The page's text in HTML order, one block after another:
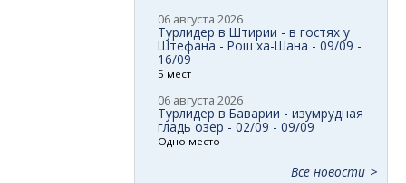
06 августа 2026
Турлидер в Штирии - в гостях у
Штефана - Рош ха-Шана - 09/09 -
16/09
5 мест
06 августа 2026
Турлидер в Баварии - изумрудная
гладь озер - 02/09 - 09/09
Одно место
Все новости